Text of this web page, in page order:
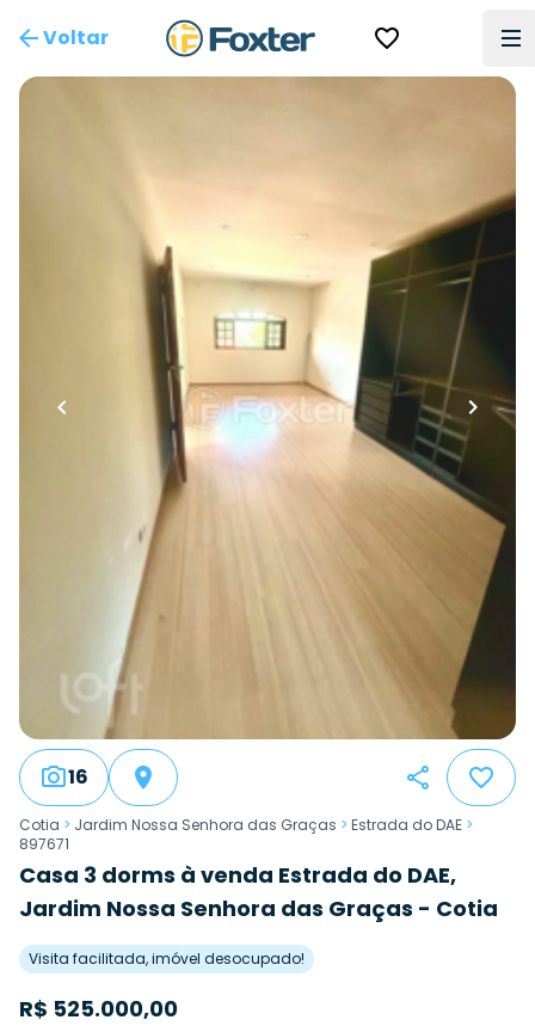
Voltar
16
Cotia > Jardim Nossa Senhora das Graças > Estrada do DAE >
897671
Casa 3 dorms à venda Estrada do DAE,
Jardim Nossa Senhora das Graças - Cotia
Visita facilitada, imóvel desocupado!
R$ 525.000,00